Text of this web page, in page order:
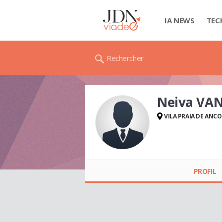
IA NEWS
Rechercher
Neiva
VILA PRAIA DE
PROFIL